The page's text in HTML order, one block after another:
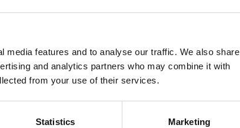
features and to analyse our traffic. We also share
and analytics partners who may combine it with
from your use of their services.
Statistics Marketing